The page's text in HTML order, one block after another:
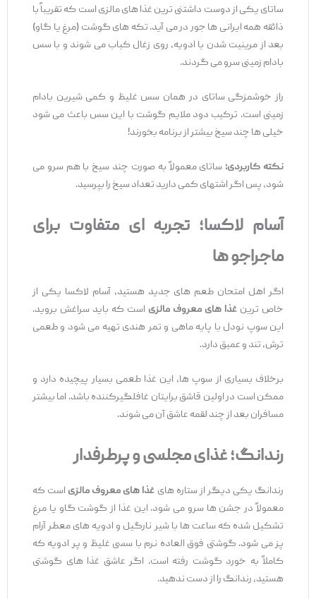
ساتای یکی از دوست ‌داشتنی ‌ترین غذا های مالزی است که تقریباً با
ذائقه همه ایرانی ‌ها جور در می ‌آید. تکه ‌های گوشت (مرغ یا گاو)
بعد از مرینیت شدن با ادویه، روی زغال کباب می ‌شوند و با سس
بادام‌ زمینی سرو می‌ گردند.
راز خوشمزگی ساتای در همان سس غلیظ و کمی شیرین بادام
‌زمینی است. ترکیب دود ملایم گوشت با این سس باعث می‌ شود
خیلی ‌ها چند سیخ بیشتر از برنامه بخورند!
نکته کاربردی:ساتای معمولاً به صورت چند سیخ با هم سرو می
‌شود، پس اگر اشتهای کمی دارید تعداد سیخ را بپرسید.
آسام لاکسا؛ تجربه ‌ای متفاوت برای
ماجراجو ها
اگر اهل امتحان طعم ‌های جدید هستید، آسام لاکسا یکی از
خاص ‌ترینغذا های معروف مالزیاست که باید سراغش بروید.
این سوپ نودل با پایه ماهی و تمر هندی تهیه می ‌شود و طعمی
ترش، تند و عمیق دارد.
برخلاف بسیاری از سوپ ‌ها، این غذا طعمی بسیار پیچیده دارد و
ممکن است در اولین قاشق برایتان غافلگیرکننده باشد. اما بیشتر
مسافران بعد از چند لقمه عاشق آن می ‌شوند.
رندانگ؛ غذای مجلسی و پرطرفدار
رندانگ یکی دیگر از ستاره‌ هایغذا های معروف مالزیاست که
معمولاً در جشن ‌ها سرو می ‌شود. این غذا از گوشت گاو یا مرغ
تشکیل شده که ساعت ‌ها با شیر نارگیل و ادویه ‌های معطر آرام
‌پز می ‌شود. گوشتی فوق ‌العاده نرم با سسی غلیظ و پر ادویه که
کاملاً به خورد گوشت رفته است. اگر عاشق غذا های گوشتی
هستید، رندانگ را از دست ندهید.